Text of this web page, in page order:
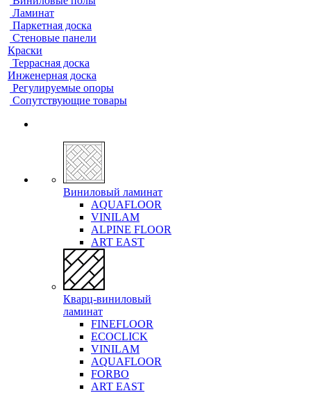
Ламинат
Паркетная доска
Стеновые панели
Краски
Террасная доска
Инженерная доска
Регулируемые опоры
Сопутствующие товары
Виниловый ламинат
AQUAFLOOR
VINILAM
ALPINE FLOOR
ART EAST
Кварц-виниловый
ламинат
FINEFLOOR
ECOCLICK
VINILAM
AQUAFLOOR
FORBO
ART EAST